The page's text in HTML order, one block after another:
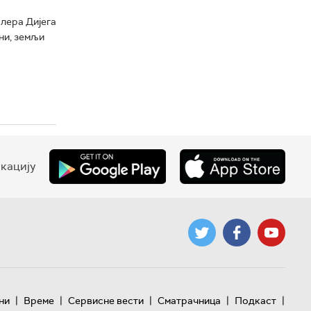
Дијега
земљи
| Време | Сервисне вести | Сматрачница | Подкаст |